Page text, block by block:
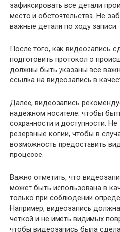
зафиксировать все детали
место и обстоятельства. Не
важные детали по ходу записи.
После того, как видеозапись
подготовить протокол о
должны быть указаны все
ссылка на видеозапись в
Далее, видеозапись
надежном носителе, чтобы
сохранности и доступности.
резервные копии, чтобы в
возможность предоставить
процессе.
Важно отметить, что
может быть использована в
только при соблюдении
Например, видеозапись
четкой и не иметь видимых
чтобы видеозапись была